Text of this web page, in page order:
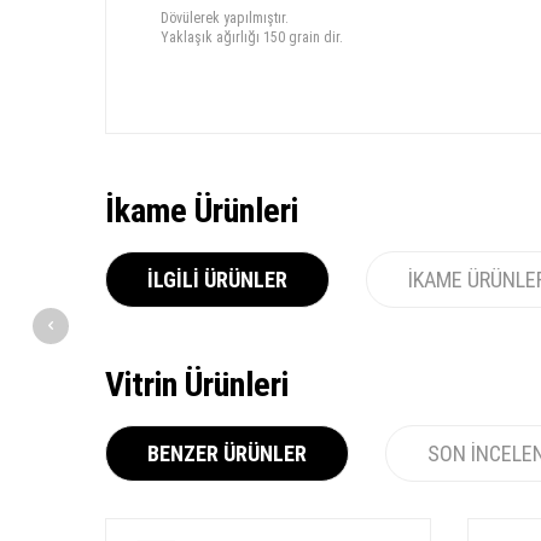
Dövülerek yapılmıştır.
Yaklaşık ağırlığı 150 grain dir.
İkame Ürünleri
İLGILI ÜRÜNLER İKAME
Vitrin Ürünleri
BENZER ÜRÜNLER SON